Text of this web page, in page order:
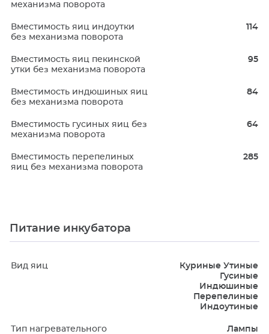
механизма поворота
Вместимость яиц индоутки
без механизма поворота
114
Вместимость яиц пекинской
утки без механизма поворота
95
Вместимость индюшиных яиц
без механизма поворота
84
Вместимость гусиных яиц без
механизма поворота
64
Вместимость перепелиных
яиц без механизма поворота
285
Питание инкубатора
Вид яиц
Куриные Утиные
Гусиные
Индюшиные
Перепелиные
Индоутиные
Тип нагревательного
Лампы